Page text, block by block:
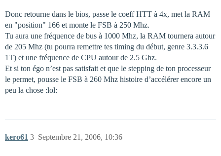
Donc retourne dans le bios, passe le coeff HTT à 4x, met la RAM
en "position" 166 et monte le FSB à 250 Mhz.
Tu aura une fréquence de bus à 1000 Mhz, la RAM tournera autour
de 205 Mhz (tu pourra remettre tes timing du début, genre 3.3.3.6
1T) et une fréquence de CPU autour de 2.5 Ghz.
Et si ton égo n’est pas satisfait et que le stepping de ton processeur
le permet, pousse le FSB à 260 Mhz histoire d’accélérer encore un
peu la chose :lol:
kero61 Septembre 21, 2006, 10:36
3